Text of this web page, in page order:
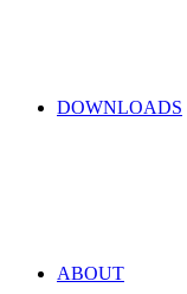
DOWNLOADS
ABOUT